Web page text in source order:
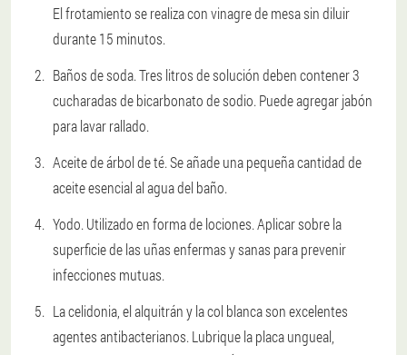
El frotamiento se realiza con vinagre de mesa sin diluir
durante 15 minutos.
Baños de soda. Tres litros de solución deben contener 3
cucharadas de bicarbonato de sodio. Puede agregar jabón
para lavar rallado.
Aceite de árbol de té. Se añade una pequeña cantidad de
aceite esencial al agua del baño.
Yodo. Utilizado en forma de lociones. Aplicar sobre la
superficie de las uñas enfermas y sanas para prevenir
infecciones mutuas.
La celidonia, el alquitrán y la col blanca son excelentes
agentes antibacterianos. Lubrique la placa ungueal,